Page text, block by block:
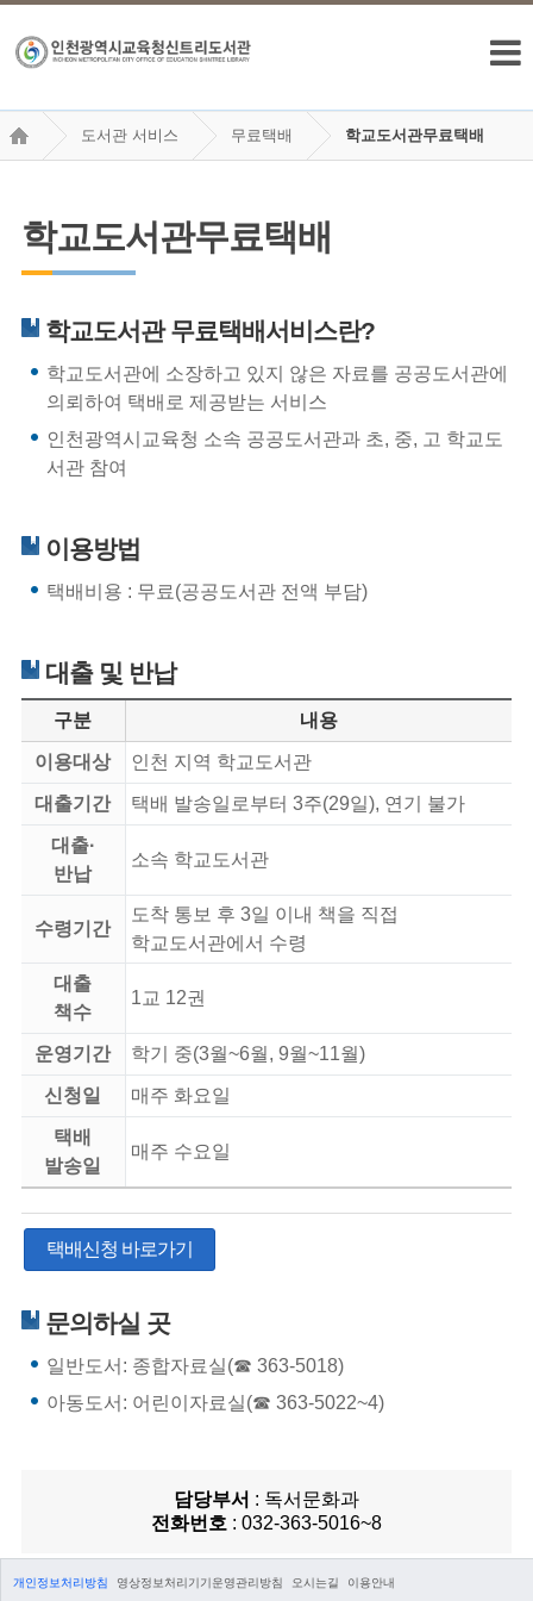
도서관 서비스 무료택배 학교도서관무료택배
학교도서관무료택배
학교도서관 무료택배서비스란?
학교도서관에 소장하고 있지 않은 자료를 공공도서관에
의뢰하여 택배로 제공받는 서비스
인천광역시교육청 소속 공공도서관과 초, 중, 고 학교도
서관 참여
이용방법
택배비용 : 무료(공공도서관 전액 부담)
대출 및 반납
구분 내용
이용대상 인천 지역 학교도서관
대출기간 택배 발송일로부터 3주(29일), 연기 불가
대출·
반납
소속 학교도서관
수령기간
도착 통보 후 3일 이내 책을 직접
학교도서관에서 수령
대출
책수
1교 12권
운영기간 학기 중(3월~6월, 9월~11월)
신청일 매주 화요일
택배
발송일
매주 수요일
택배신청 바로가기
문의하실 곳
일반도서: 종합자료실(☎ 363-5018)
아동도서: 어린이자료실(☎ 363-5022~4)
담당부서 : 독서문화과
전화번호 : 032-363-5016~8
개인정보처리방침 영상정보처리기기운영관리방침 오시는길 이용안내